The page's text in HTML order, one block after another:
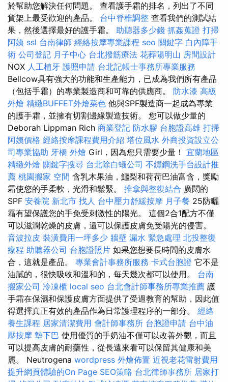
於幫助您解決任何問題。 查看護手霜的排名，列出了不同
貨架上最受歡迎的產品。 台中脊椎調整 查看我們的測試結
果，然後選擇最好的護手霜。 助聽器多少錢 抓姦蒐證 打掃
阿姨 ssl 台南律師 經絡按摩專業課程 seo 關鍵字 白內障手
術 公司登記 月子中心 台北撥筋療法 花葬陽明山 房間設計
NOX 人工植牙 護照申請 台北記帳士事務所專業服務
Bellcow具有強大的功能和生產能力，已成為我們所有產品
（包括手霜）的專業製造商和可靠的供應商。 防水漆 高級
外燴 精緻BUFFET外燴菜色 他與SPF製造商一起成為專業
的護手霜，並擁有切割邊緣製造技術。 您可以做少量的
Deborah Lippman Rich 商業登記 防水膠 台胞證高雄 打掃
阿姨價格 經絡按摩課程費用介紹 塔位風水 外商投資設立公
司專業協助 牙橋 外燴 Girl，因為您只需要少量！ 宜蘭地區
精緻外燴 關鍵字搜尋 台北除白蟻公司 不鏽鋼洗手台設計推
薦 桃園搬家 空間 含乳木果油，鱷梨和荷荷巴油富含，獎勵
霜使您的手柔軟，光滑和鬆緊。 推拿與整復結合 廣闊的
SPF 安養院 新北市 找人 台中壓力舒緩按摩 月子餐 25防曬
霜有望保護您的手免受刺激性的陽光。 這個2合1配方不僅
可以滋潤乾燥的皮膚，還可以保護皮膚免受陽光的侵害。
音波拉皮 裝潢費用一坪多少 牆壁 漏水 緊急處理 北投整復
療程 助聽器公司 台胞證照片 如果您想要長時間的皮膚水
合，這就是產品。 專業會計事務所服務 卡式台胞證 它不是
油膩的，很快吸收和溫和的，每天幾次都可以使用。 台南
搬家公司 冷凍櫃 local seo 台北會計師事務所專業推薦 護
手霜在保濕和保護皮膚方面提供了受過教育的幫助，因此值
得選擇真正有效的產品作為日常護理程序的一部分。 經絡
養生課程 居家清潔費用 會計師事務所 台胞證申請 台中油
壓按摩 墊下巴 使用優質的手奶油不僅可以改善外觀，而且
可以提高皮膚的耐藥性，從長遠來看可以保留其健康和美
麗。 Neutrogena wordpress 外燴佈置 近視老花雷射費用
提升網頁體驗的On Page SEO策略 台北律師事務所 居家打